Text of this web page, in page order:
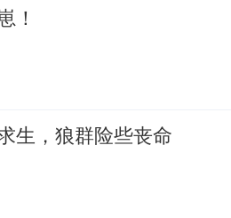
！
生，狼群险些丧命